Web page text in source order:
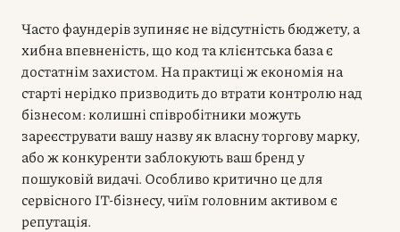
Часто фаундерів зупиняє не відсутність бюджету, а
хибна впевненість, що код та клієнтська база є
достатнім захистом. На практиці ж економія на
старті нерідко призводить до втрати контролю над
бізнесом: колишні співробітники можуть
зареєструвати вашу назву як власну торгову марку,
або ж конкуренти заблокують ваш бренд у
пошуковій видачі. Особливо критично це для
сервісного IT-бізнесу, чиїм головним активом є
репутація.